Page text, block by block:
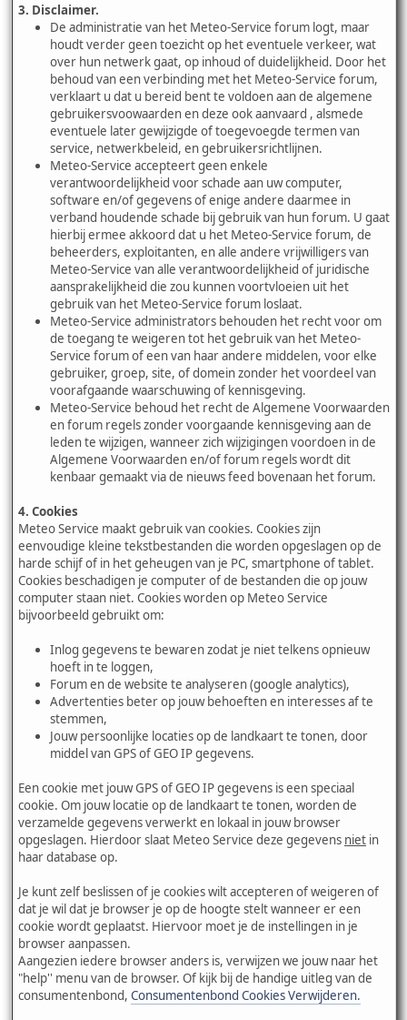
3. Disclaimer.
De administratie van het Meteo-Service forum logt, maar
houdt verder geen toezicht op het eventuele verkeer, wat
over hun netwerk gaat, op inhoud of duidelijkheid. Door het
behoud van een verbinding met het Meteo-Service forum,
verklaart u dat u bereid bent te voldoen aan de algemene
gebruikersvoowaarden en deze ook aanvaard , alsmede
eventuele later gewijzigde of toegevoegde termen van
service, netwerkbeleid, en gebruikersrichtlijnen.
Meteo-Service accepteert geen enkele
verantwoordelijkheid voor schade aan uw computer,
software en/of gegevens of enige andere daarmee in
verband houdende schade bij gebruik van hun forum. U gaat
hierbij ermee akkoord dat u het Meteo-Service forum, de
beheerders, exploitanten, en alle andere vrijwilligers van
Meteo-Service van alle verantwoordelijkheid of juridische
aansprakelijkheid die zou kunnen voortvloeien uit het
gebruik van het Meteo-Service forum loslaat.
Meteo-Service administrators behouden het recht voor om
de toegang te weigeren tot het gebruik van het Meteo-
Service forum of een van haar andere middelen, voor elke
gebruiker, groep, site, of domein zonder het voordeel van
voorafgaande waarschuwing of kennisgeving.
Meteo-Service behoud het recht de Algemene Voorwaarden
en forum regels zonder voorgaande kennisgeving aan de
leden te wijzigen, wanneer zich wijzigingen voordoen in de
Algemene Voorwaarden en/of forum regels wordt dit
kenbaar gemaakt via de nieuws feed bovenaan het forum.
4. Cookies
Meteo Service maakt gebruik van cookies. Cookies zijn
eenvoudige kleine tekstbestanden die worden opgeslagen op de
harde schijf of in het geheugen van je PC, smartphone of tablet.
Cookies beschadigen je computer of de bestanden die op jouw
computer staan niet. Cookies worden op Meteo Service
bijvoorbeeld gebruikt om:
Inlog gegevens te bewaren zodat je niet telkens opnieuw
hoeft in te loggen,
Forum en de website te analyseren (google analytics),
Advertenties beter op jouw behoeften en interesses af te
stemmen,
Jouw persoonlijke locaties op de landkaart te tonen, door
middel van GPS of GEO IP gegevens.
Een cookie met jouw GPS of GEO IP gegevens is een speciaal
cookie. Om jouw locatie op de landkaart te tonen, worden de
verzamelde gegevens verwerkt en lokaal in jouw browser
opgeslagen. Hierdoor slaat Meteo Service deze gegevens niet in
haar database op.
Je kunt zelf beslissen of je cookies wilt accepteren of weigeren of
dat je wil dat je browser je op de hoogte stelt wanneer er een
cookie wordt geplaatst. Hiervoor moet je de instellingen in je
browser aanpassen.
Aangezien iedere browser anders is, verwijzen we jouw naar het
"help'' menu van de browser. Of kijk bij de handige uitleg van de
consumentenbond, Consumentenbond Cookies Verwijderen.